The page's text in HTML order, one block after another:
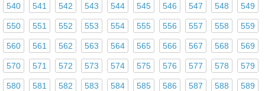
540 541 542 543 544 545 546 547 548 549
550 551 552 553 554 555 556 557 558 559
560 561 562 563 564 565 566 567 568 569
570 571 572 573 574 575 576 577 578 579
580 581 582 583 584 585 586 587 588 589